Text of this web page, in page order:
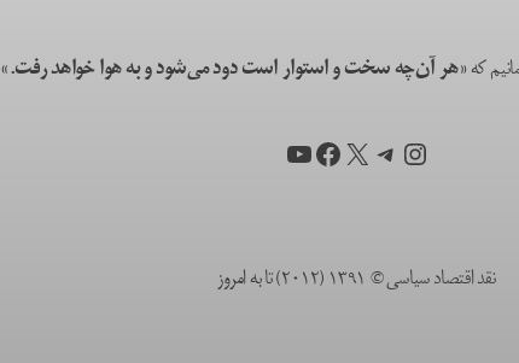
که«هر آن‌چه سخت و استوار است دود می‌شود و به هوا خواهد رفت.»
اینستاگرم
تلگرام
X فیس‌بوک
یوتیوب
نقد اقتصاد سیاسی © ۱۳۹۱ (۲۰۱۲) تا به امروز